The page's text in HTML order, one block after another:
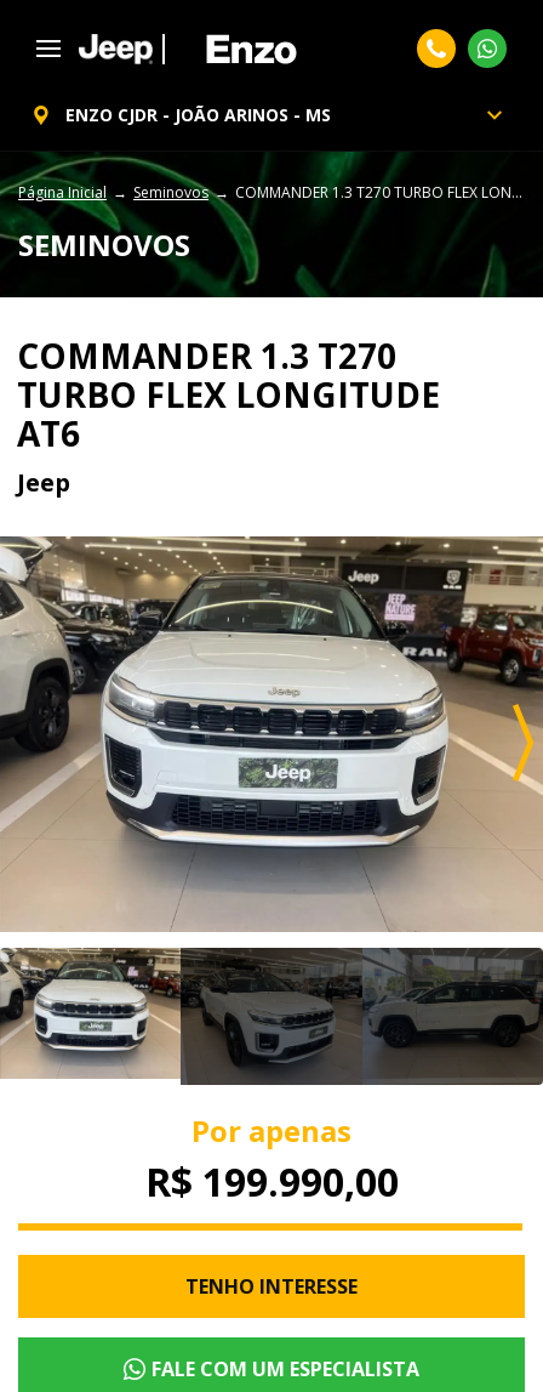
ENZO CJDR - JOÃO ARINOS - MS
Página Inicial Seminovos COMMANDER 1.3 T270 TURBO FLEX LONGITUDE AT6
SEMINOVOS
COMMANDER 1.3 T270
TURBO FLEX LONGITUDE
AT6
Jeep
Por apenas
R$ 199.990,00
TENHO INTERESSE
FALE COM UM ESPECIALISTA